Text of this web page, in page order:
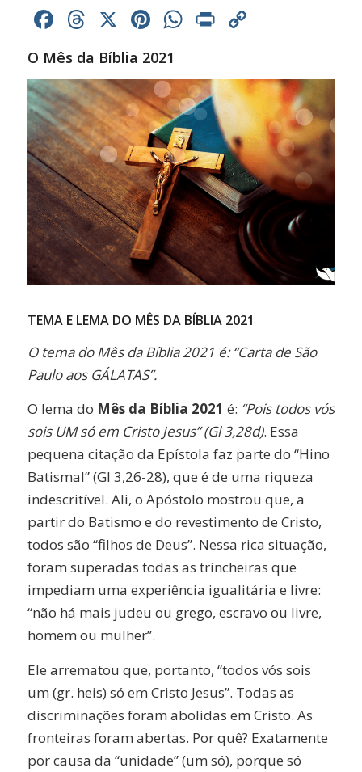
Facebook
Threads
X Pinterest
WhatsApp
Print
O Mês da Bíblia 2021
TEMA E LEMA DO MÊS DA BÍBLIA 2021
O tema do Mês da Bíblia 2021 é: “Carta de São
Paulo aos GÁLATAS”.
O lema do Mês da Bíblia 2021 é: “Pois todos vós
sois UM só em Cristo Jesus” (Gl 3,28d). Essa
pequena citação da Epístola faz parte do “Hino
Batismal” (Gl 3,26-28), que é de uma riqueza
indescritível. Ali, o Apóstolo mostrou que, a
partir do Batismo e do revestimento de Cristo,
todos são “filhos de Deus”. Nessa rica situação,
foram superadas todas as trincheiras que
impediam uma experiência igualitária e livre:
“não há mais judeu ou grego, escravo ou livre,
homem ou mulher”.
Ele arrematou que, portanto, “todos vós sois
um (gr. heis) só em Cristo Jesus”. Todas as
discriminações foram abolidas em Cristo. As
fronteiras foram abertas. Por quê? Exatamente
por causa da “unidade” (um só), porque só